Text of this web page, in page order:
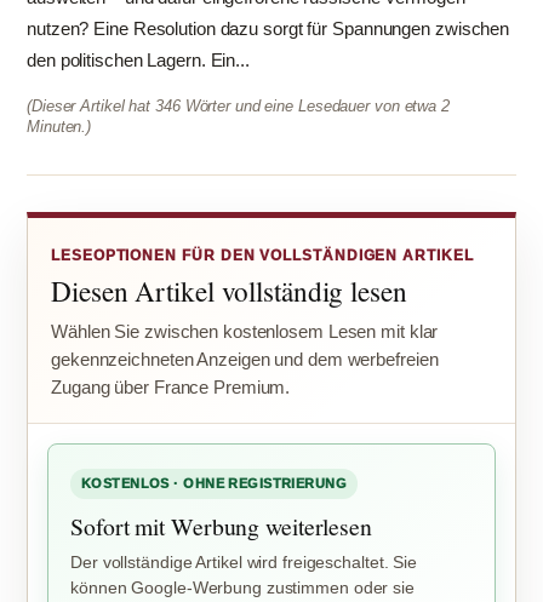
nutzen? Eine Resolution dazu sorgt für Spannungen zwischen
den politischen Lagern. Ein...
(Dieser Artikel hat 346 Wörter und eine Lesedauer von etwa 2
Minuten.)
LESEOPTIONEN FÜR DEN VOLLSTÄNDIGEN ARTIKEL
Diesen Artikel vollständig lesen
Wählen Sie zwischen kostenlosem Lesen mit klar
gekennzeichneten Anzeigen und dem werbefreien
Zugang über France Premium.
KOSTENLOS · OHNE REGISTRIERUNG
Sofort mit Werbung weiterlesen
Der vollständige Artikel wird freigeschaltet. Sie
können Google-Werbung zustimmen oder sie